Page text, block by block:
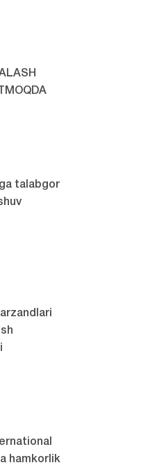
talabgor
hamkorlik